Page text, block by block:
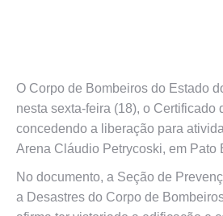
O Corpo de Bombeiros do Estado
nesta sexta-feira (18), o Certificado
concedendo a liberação para
Arena Cláudio Petrycoski, em Pato
No documento, a Seção de
a Desastres do Corpo de